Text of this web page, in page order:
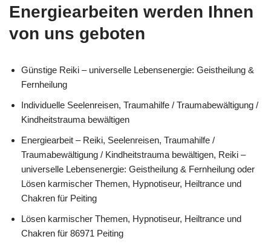
Energiearbeiten werden Ihnen
von uns geboten
Günstige Reiki – universelle Lebensenergie: Geistheilung &
Fernheilung
Individuelle Seelenreisen, Traumahilfe / Traumabewältigung /
Kindheitstrauma bewältigen
Energiearbeit – Reiki, Seelenreisen, Traumahilfe /
Traumabewältigung / Kindheitstrauma bewältigen, Reiki –
universelle Lebensenergie: Geistheilung & Fernheilung oder
Lösen karmischer Themen, Hypnotiseur, Heiltrance und
Chakren für Peiting
Lösen karmischer Themen, Hypnotiseur, Heiltrance und
Chakren für 86971 Peiting